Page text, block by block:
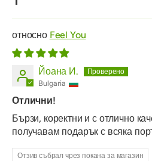
Feel You
Йоана И.
Bulgaria
Отлични!
Бързи, коректни и с отлично
получавам подарък с всяка
Отзив събрал чрез покана за магазин